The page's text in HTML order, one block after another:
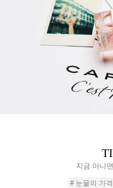
지금 아니
# 눈물의 가격